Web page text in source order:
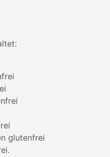
glutenfrei